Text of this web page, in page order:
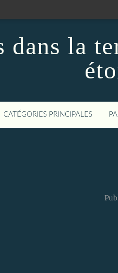
dans la
CATÉGORIES PRINCIPALES